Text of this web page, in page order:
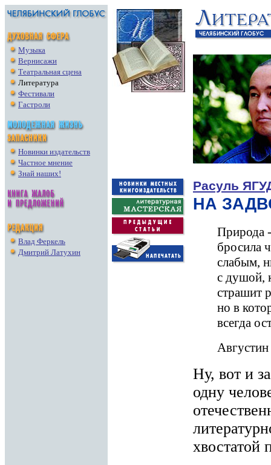
Музыка
Вернисажи
Театральная сцена
Литература
Фестивали
Гастроли
Новинки издательств
Частное мнение
Знай наших!
Влад Феркель
Дмитрий Латухин
Расуль
НА
Природа
бросила
слабым,
с душой,
страшит
но в
всегда
Ну, вот и
одну
хвостатой